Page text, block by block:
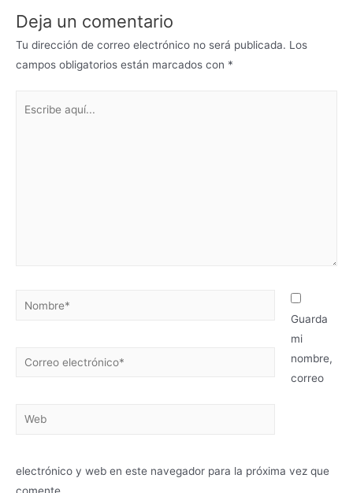
Deja un comentario
Tu dirección de correo electrónico no será publicada. Los
campos obligatorios están marcados con *
Nombre*
Correo
Web
Guarda
mi
nombre,
correo
electrónico y web en este navegador para la próxima vez que
comente.